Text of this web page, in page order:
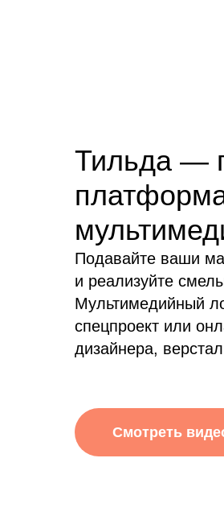
Смотреть
Тильда —
Подавайте ваши
и реализуйте
Мультимедийный
спецпроект или
дизайнера,